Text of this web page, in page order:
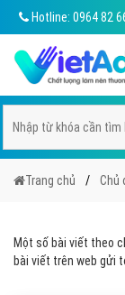
Hotline: 0964 82
Trang chủ Chủ
Một số bài viết theo
bài viết trên web gửi